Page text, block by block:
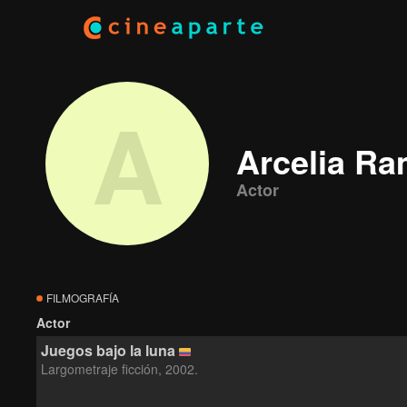
A Arcelia
Actor
FILMOGRAFÍA
Actor
Juegos bajo la luna
Largometraje ficción, 2002.